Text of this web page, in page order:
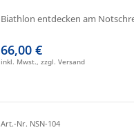
Biathlon entdecken am
66,00 €
inkl. Mwst., zzgl. Versand
Art.-Nr. NSN-104